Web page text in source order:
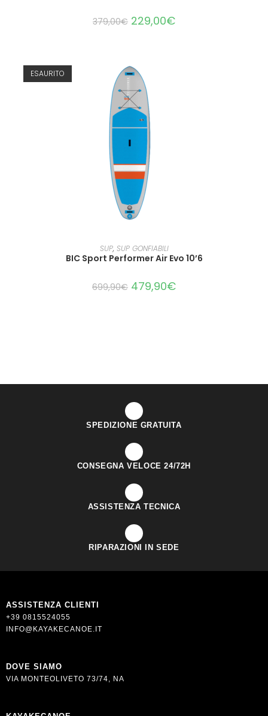
379,00€ 229,00€
ESAURITO
LEGGI TUTTO
SUP, SUP GONFIABILI
BIC Sport Performer Air Evo 10’6
699,90€ 479,90€
SPEDIZIONE GRATUITA
CONSEGNA VELOCE 24/72H
ASSISTENZA TECNICA
RIPARAZIONI IN SEDE
ASSISTENZA CLIENTI
+39 0815524055
INFO@KAYAKECANOE.IT
DOVE SIAMO
VIA MONTEOLIVETO 73/74, NA